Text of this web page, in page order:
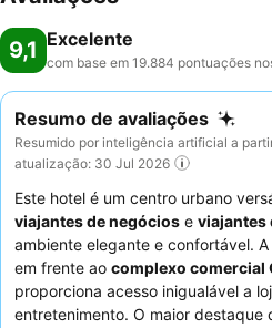
9,1 Excelente
com base em 19.884 pontuações
Resumo de avaliações
Resumido por inteligência artificial a
atualização: 30 Jul 2026
Este hotel é um centro urbano
viajantes de negócios e viajantes
ambiente elegante e confortável.
em frente ao complexo comercial
proporciona acesso inigualável a
entretenimento. O maior destaque